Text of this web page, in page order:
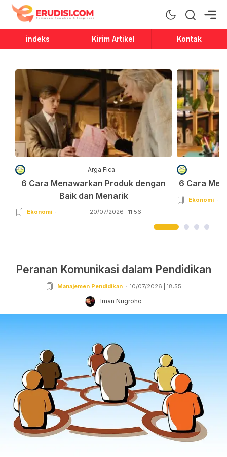
Erudisi
Temukan Jawaban dan Inspirasi
indeks Kirim Artikel Kontak
Arga Fica
6 Cara Menawarkan Produk dengan
Baik dan Menarik
Ekonomi 20/07/2026 | 11:56
6 Cara
Ekonomi
Peranan Komunikasi dalam Pendidikan
Manajemen Pendidikan 10/07/2026 | 18:55
Iman Nugroho